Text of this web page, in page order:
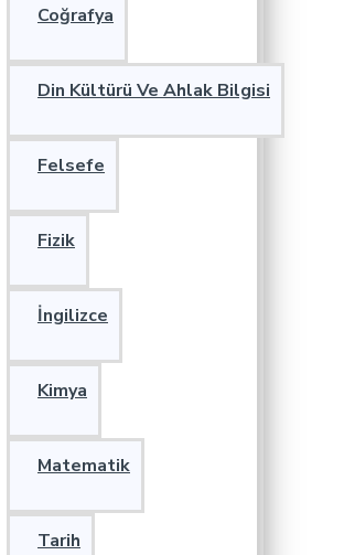
Coğrafya
Din Kültürü Ve Ahlak Bilgisi
Felsefe
Fizik
İngilizce
Kimya
Matematik
Tarih